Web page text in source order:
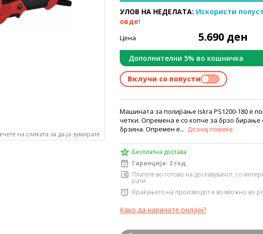
на сликата за да ја зумирате
УЛОВ НА НЕДЕЛАТА: Искористи
овде!
Цена 5.690 ден
Дополнителни 5% во кошничка
Вклучи со попусти
Машината за полирање Iskra PS1200-180 е
четки. Опременa е со копче за брзо бирање
брзина. Опремен е... Дознај повеќе
Бесплатна достава
Гаранција: 2 год.
Платете во готово на доставувачот, со
рати
Враќањето на производот е возможно во
Како да нарачате онлајн?